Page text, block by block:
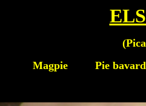
(
Magpie
Pie